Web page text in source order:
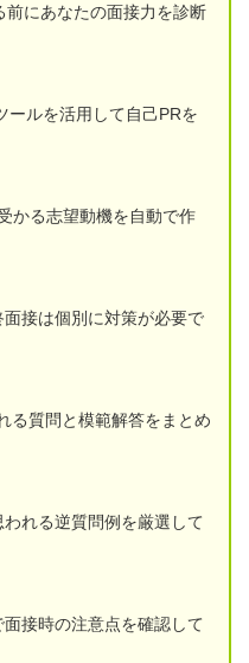
にあなたの面接力を診断
ールを活用して自己PRを
かる志望動機を自動で作
接は個別に対策が必要で
る質問と模範解答をまとめ
れる逆質問例を厳選して
接時の注意点を確認して